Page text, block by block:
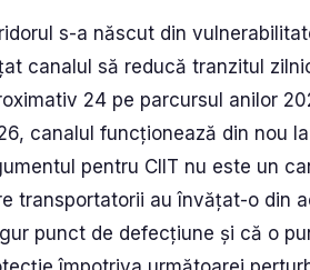
s-a născut din
canalul să reducă tranzitul
24 pe parcursul anilor
canalul funcționează din nou
pentru CIIT nu este un
transportatorii au învățat-o din
punct de defecțiune și că o